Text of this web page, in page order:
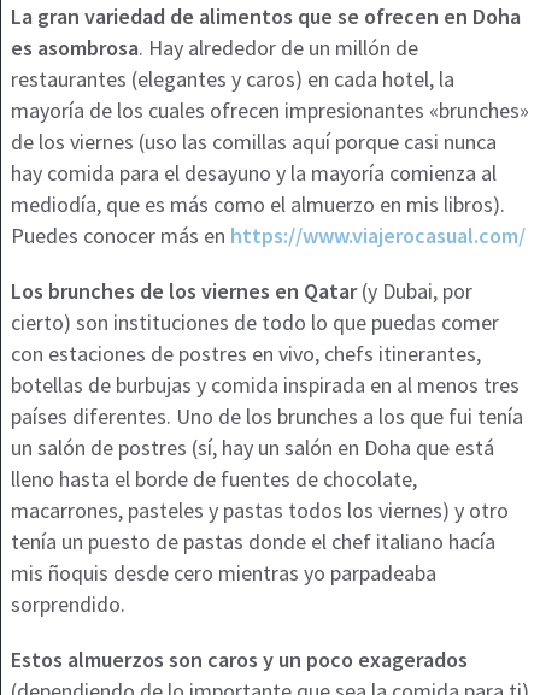
La gran variedad de alimentos que se ofrecen en Doha
es asombrosa. Hay alrededor de un millón de
restaurantes (elegantes y caros) en cada hotel, la
mayoría de los cuales ofrecen impresionantes «brunches»
de los viernes (uso las comillas aquí porque casi nunca
hay comida para el desayuno y la mayoría comienza al
mediodía, que es más como el almuerzo en mis libros).
Puedes conocer más en https://www.viajerocasual.com/
Los brunches de los viernes en Qatar(y Dubai, por
cierto) son instituciones de todo lo que puedas comer
con estaciones de postres en vivo, chefs itinerantes,
botellas de burbujas y comida inspirada en al menos tres
países diferentes. Uno de los brunches a los que fui tenía
un salón de postres (sí, hay un salón en Doha que está
lleno hasta el borde de fuentes de chocolate,
macarrones, pasteles y pastas todos los viernes) y otro
tenía un puesto de pastas donde el chef italiano hacía
mis ñoquis desde cero mientras yo parpadeaba
sorprendido.
Estos almuerzos son caros y un poco exagerados